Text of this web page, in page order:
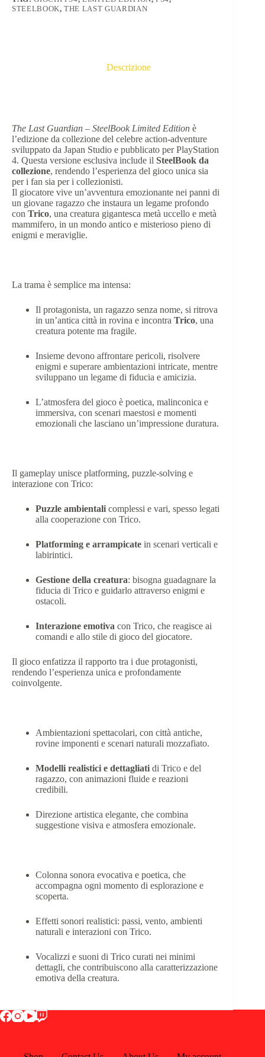
STEELBOOK,THE LAST GUARDIAN
Descrizione
The Last Guardian – SteelBook Limited Edition è
l’edizione da collezione del celebre action-adventure
sviluppato da Japan Studio e pubblicato per PlayStation
4. Questa versione esclusiva include il SteelBook da
collezione, rendendo l’esperienza del gioco unica sia
per i fan sia per i collezionisti.
Il giocatore vive un’avventura emozionante nei panni di
un giovane ragazzo che instaura un legame profondo
con Trico, una creatura gigantesca metà uccello e metà
mammifero, in un mondo antico e misterioso pieno di
enigmi e meraviglie.
La trama è semplice ma intensa:
Il protagonista, un ragazzo senza nome, si ritrova
in un’antica città in rovina e incontra Trico, una
creatura potente ma fragile.
Insieme devono affrontare pericoli, risolvere
enigmi e superare ambientazioni intricate, mentre
sviluppano un legame di fiducia e amicizia.
L’atmosfera del gioco è poetica, malinconica e
immersiva, con scenari maestosi e momenti
emozionali che lasciano un’impressione duratura.
Il gameplay unisce platforming, puzzle-solving e
interazione con Trico:
Puzzle ambientali complessi e vari, spesso legati
alla cooperazione con Trico.
Platforming e arrampicate in scenari verticali e
labirintici.
Gestione della creatura: bisogna guadagnare la
fiducia di Trico e guidarlo attraverso enigmi e
ostacoli.
Interazione emotiva con Trico, che reagisce ai
comandi e allo stile di gioco del giocatore.
Il gioco enfatizza il rapporto tra i due protagonisti,
rendendo l’esperienza unica e profondamente
coinvolgente.
Ambientazioni spettacolari, con città antiche,
rovine imponenti e scenari naturali mozzafiato.
Modelli realistici e dettagliati di Trico e del
ragazzo, con animazioni fluide e reazioni
credibili.
Direzione artistica elegante, che combina
suggestione visiva e atmosfera emozionale.
Colonna sonora evocativa e poetica, che
accompagna ogni momento di esplorazione e
scoperta.
Effetti sonori realistici: passi, vento, ambienti
naturali e interazioni con Trico.
Vocalizzi e suoni di Trico curati nei minimi
dettagli, che contribuiscono alla caratterizzazione
emotiva della creatura.